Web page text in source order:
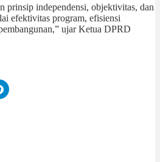
prinsip independensi, objektivitas, dan
efektivitas program, efisiensi
ujar Ketua DPRD